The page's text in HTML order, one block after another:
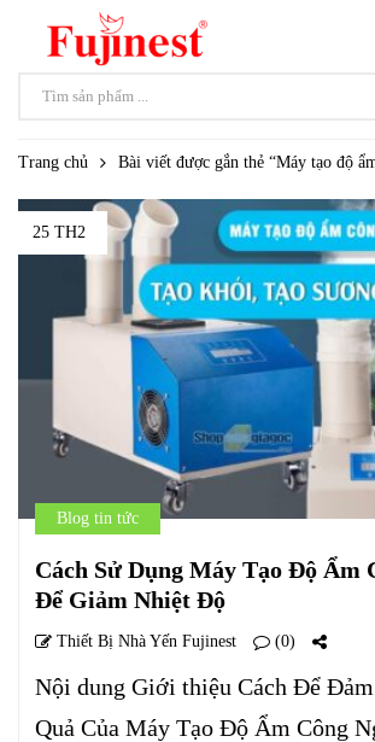
Trang chủ Bài viết được gắn thẻ “Máy tạo độ
25 TH2
Blog tin tức
Cách Sử Dụng Máy Tạo Độ Ẩm
Để Giảm Nhiệt Độ
Thiết Bị Nhà Yến Fujinest (0)
Nội dung Giới thiệu Cách Để
Quả Của Máy Tạo Độ Ẩm Công